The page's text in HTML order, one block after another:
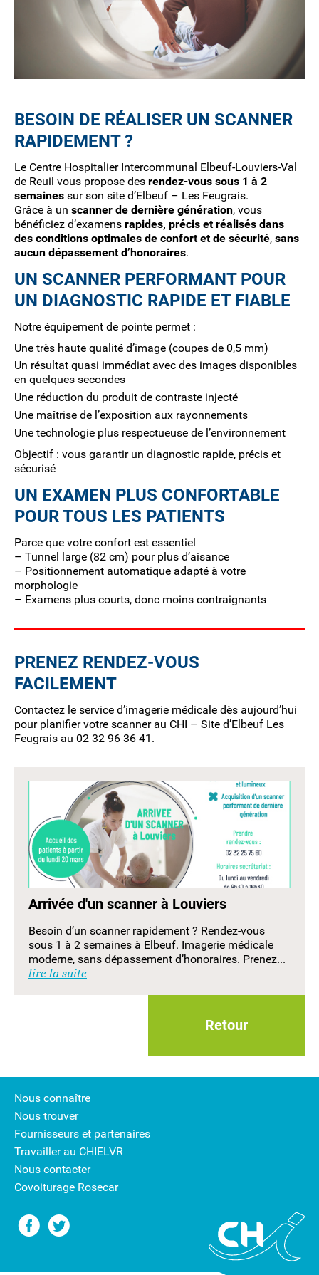
BESOIN DE RÉALISER UN SCANNER
RAPIDEMENT ?
Le Centre Hospitalier Intercommunal Elbeuf-Louviers-Val
de Reuil vous propose des rendez-vous sous 1 à 2
semaines sur son site d’Elbeuf – Les Feugrais.
Grâce à un scanner de dernière génération, vous
bénéficiez d’examens rapides, précis et réalisés dans
des conditions optimales de confort et de sécurité, sans
aucun dépassement d’honoraires.
UN SCANNER PERFORMANT POUR
UN DIAGNOSTIC RAPIDE ET FIABLE
Notre équipement de pointe permet :
Une très haute qualité d’image (coupes de 0,5 mm)
Un résultat quasi immédiat avec des images disponibles
en quelques secondes
Une réduction du produit de contraste injecté
Une maîtrise de l’exposition aux rayonnements
Une technologie plus respectueuse de l’environnement
Objectif : vous garantir un diagnostic rapide, précis et
sécurisé
UN EXAMEN PLUS CONFORTABLE
POUR TOUS LES PATIENTS
Parce que votre confort est essentiel
– Tunnel large (82 cm) pour plus d’aisance
– Positionnement automatique adapté à votre
morphologie
– Examens plus courts, donc moins contraignants
PRENEZ RENDEZ-VOUS
FACILEMENT
Contactez le service d’imagerie médicale dès aujourd’hui
pour planifier votre scanner au CHI – Site d’Elbeuf Les
Feugrais au 02 32 96 36 41.
Arrivée d'un scanner à Louviers
Besoin d’un scanner rapidement ? Rendez-vous
sous 1 à 2 semaines à Elbeuf. Imagerie médicale
moderne, sans dépassement d’honoraires. Prenez...
lire la suite
Retour
Nous connaître
Nous trouver
Fournisseurs et partenaires
Travailler au CHIELVR
Nous contacter
Covoiturage Rosecar